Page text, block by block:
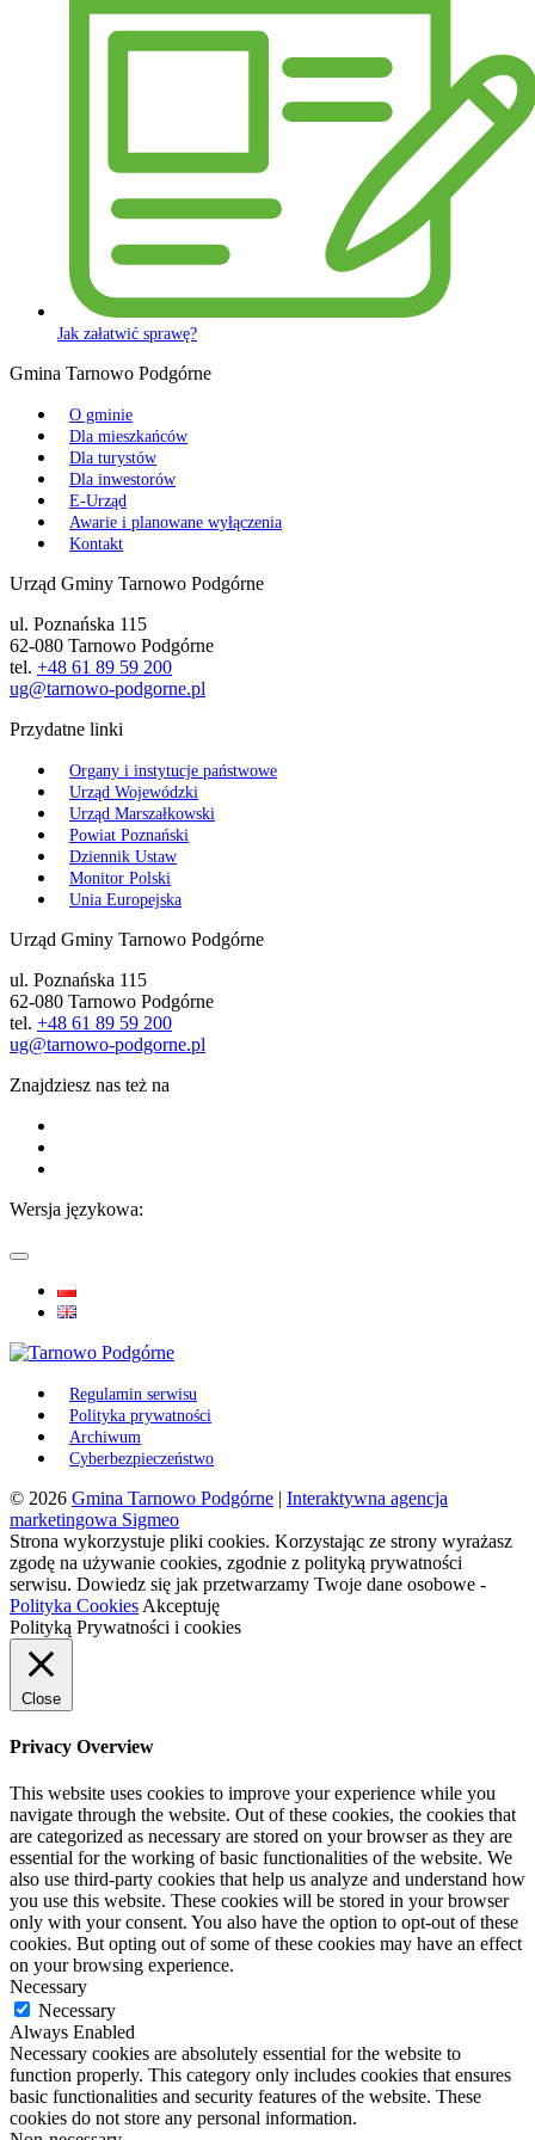
Jak załatwić sprawę?
Gmina Tarnowo Podgórne
O gminie
Dla mieszkańców
Dla turystów
Dla inwestorów
E-Urząd
Awarie i planowane wyłączenia
Kontakt
Urząd Gminy Tarnowo Podgórne
ul. Poznańska 115
62-080 Tarnowo Podgórne
tel. +48 61 89 59 200
ug@tarnowo-podgorne.pl
Przydatne linki
Organy i instytucje państwowe
Urząd Wojewódzki
Urząd Marszałkowski
Powiat Poznański
Dziennik Ustaw
Monitor Polski
Unia Europejska
Urząd Gminy Tarnowo Podgórne
ul. Poznańska 115
62-080 Tarnowo Podgórne
tel. +48 61 89 59 200
ug@tarnowo-podgorne.pl
Znajdziesz nas też na
Wersja językowa:
Regulamin serwisu
Polityka prywatności
Archiwum
Cyberbezpieczeństwo
© 2026 Gmina Tarnowo Podgórne | Interaktywna agencja
marketingowa Sigmeo
Strona wykorzystuje pliki cookies. Korzystając ze strony wyrażasz
zgodę na używanie cookies, zgodnie z polityką prywatności
serwisu. Dowiedz się jak przetwarzamy Twoje dane osobowe -
Polityka Cookies Akceptuję
Polityką Prywatności i cookies
Close
Privacy Overview
This website uses cookies to improve your experience while you
navigate through the website. Out of these cookies, the cookies that
are categorized as necessary are stored on your browser as they are
essential for the working of basic functionalities of the website. We
also use third-party cookies that help us analyze and understand how
you use this website. These cookies will be stored in your browser
only with your consent. You also have the option to opt-out of these
cookies. But opting out of some of these cookies may have an effect
on your browsing experience.
Necessary
Necessary
Always Enabled
Necessary cookies are absolutely essential for the website to
function properly. This category only includes cookies that ensures
basic functionalities and security features of the website. These
cookies do not store any personal information.